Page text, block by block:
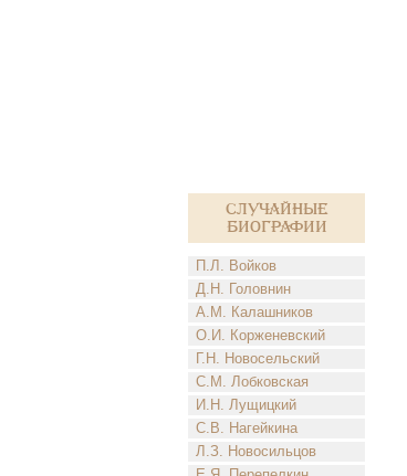
Случайные
биографии
П.Л. Войков
Д.Н. Головнин
А.М. Калашников
О.И. Корженевский
Г.Н. Новосельский
С.М. Лобковская
И.Н. Лущицкий
С.В. Нагейкина
Л.З. Новосильцов